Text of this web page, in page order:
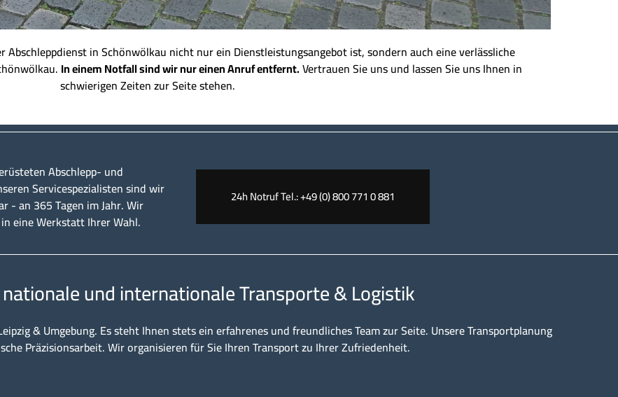
Abschleppdienst in Schönwölkau nicht nur ein Dienstleistungsangebot ist, sondern auch eine verlässliche
In einem Notfall sind wir nur einen Anruf entfernt.Vertrauen Sie uns und lassen Sie uns Ihnen in
schwierigen Zeiten zur Seite stehen.
Abschlepp- und
Servicespezialisten sind wir
- an 365 Tagen im Jahr. Wir
eine Werkstatt Ihrer Wahl.
24h Notruf Tel.: +49 (0) 800 771 0 881
und internationale Transporte & Logistik
& Umgebung. Es steht Ihnen stets ein erfahrenes und freundliches Team zur Seite. Unsere Transportplanung
Präzisionsarbeit. Wir organisieren für Sie Ihren Transport zu Ihrer Zufriedenheit.